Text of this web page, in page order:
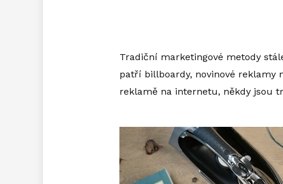
Tradiční marketingové metody
patří billboardy, novinové reklamy
reklamě na internetu, někdy jsou